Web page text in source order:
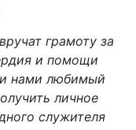
грамоту за
и помощи
нами любимый
личное
служителя